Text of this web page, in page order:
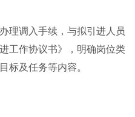
理调入手续，与拟引进人员
工作协议书》，明确岗位类
标及任务等内容。